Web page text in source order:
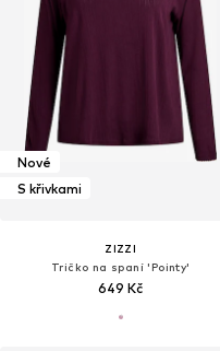
Nové
S křivkami
ZIZZI
Tričko na spaní 'Pointy'
649 Kč